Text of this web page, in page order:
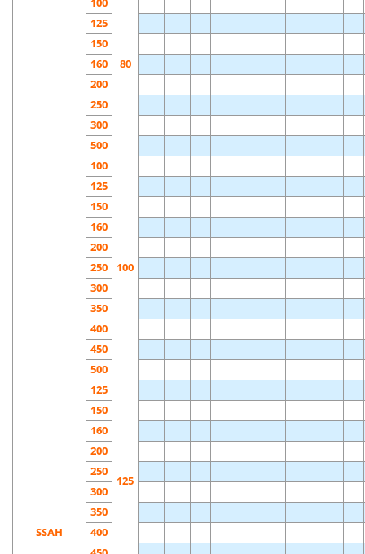
SSAH
80
125
150
160
200
250
300
500
100
100
125
150
160
200
250
300
350
400
450
500
125
125
150
160
200
250
300
350
400